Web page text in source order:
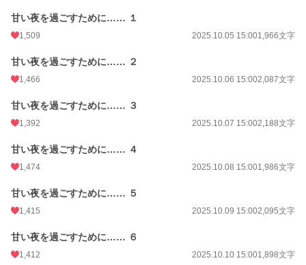
甘い夜を過ごすために…… １
1,509 2025.10.05 15:001,966文字
甘い夜を過ごすために…… ２
1,466 2025.10.06 15:002,087文字
甘い夜を過ごすために…… ３
1,392 2025.10.07 15:002,188文字
甘い夜を過ごすために…… ４
1,474 2025.10.08 15:001,986文字
甘い夜を過ごすために…… ５
1,415 2025.10.09 15:002,095文字
甘い夜を過ごすために…… ６
1,412 2025.10.10 15:001,898文字